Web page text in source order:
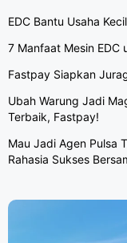
EDC Bantu Usaha
7 Manfaat Mesin EDC
Fastpay Siapkan
Ubah Warung Jadi
Terbaik, Fastpay!
Mau Jadi Agen Pulsa
Rahasia Sukses